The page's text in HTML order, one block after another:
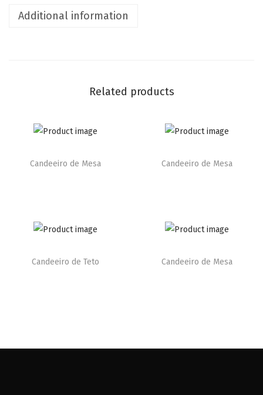
Additional information
Related products
Candeeiro de Mesa Candeeiro de Mesa
Candeeiro de Teto Candeeiro de Mesa